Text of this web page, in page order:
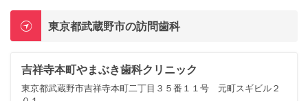
東京都武蔵野市の訪問歯科
吉祥寺本町やまぶき歯科クリニック
東京都武蔵野市吉祥寺本町二丁目３５番１１号 元町スギビル２